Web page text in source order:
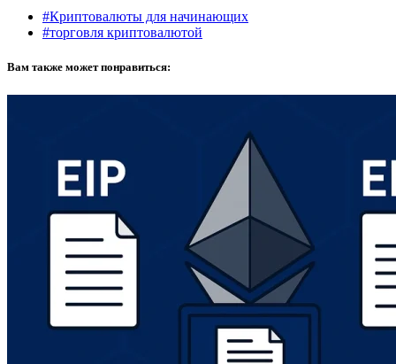
#Криптовалюты для начинающих
#торговля криптовалютой
Вам также может понравиться: